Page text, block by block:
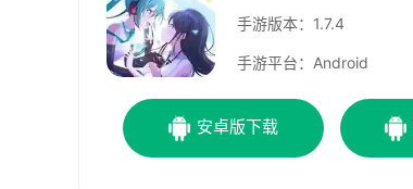
手游版本：1.7.4
手游平台：Android
安卓版下载